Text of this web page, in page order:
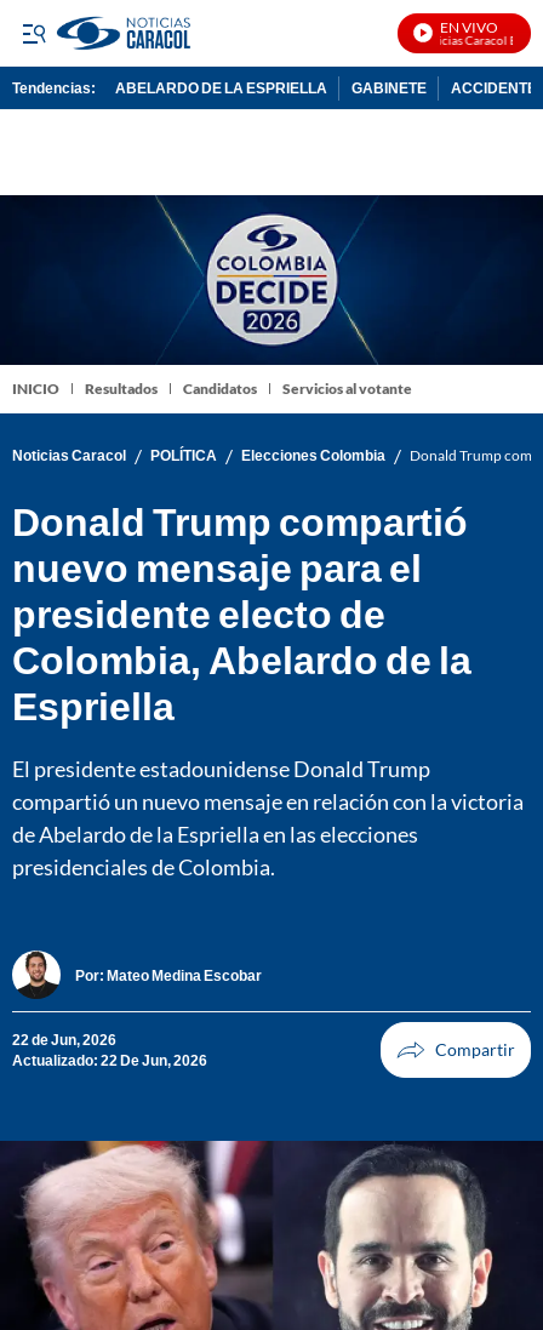
EN VIVO
Noticias Caracol En Vivo
Tendencias: ABELARDO DE LA ESPRIELLA GABINETE ACCIDENTE
INICIO Resultados Candidatos Servicios al votante
Noticias Caracol / POLÍTICA / Elecciones Colombia / Donald Trump
Donald Trump compartió
nuevo mensaje para el
presidente electo de
Colombia, Abelardo de la
Espriella
El presidente estadounidense Donald Trump
compartió un nuevo mensaje en relación con la victoria
de Abelardo de la Espriella en las elecciones
presidenciales de Colombia.
Por: Mateo Medina Escobar
22 de Jun, 2026
Actualizado: 22 De Jun, 2026